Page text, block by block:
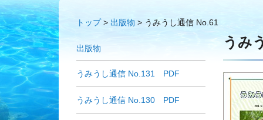
トップ 出版物 うみうし通信 No.61
出版物
うみうし通信 No.131 PDF
うみうし通信 No.130 PDF
うみ